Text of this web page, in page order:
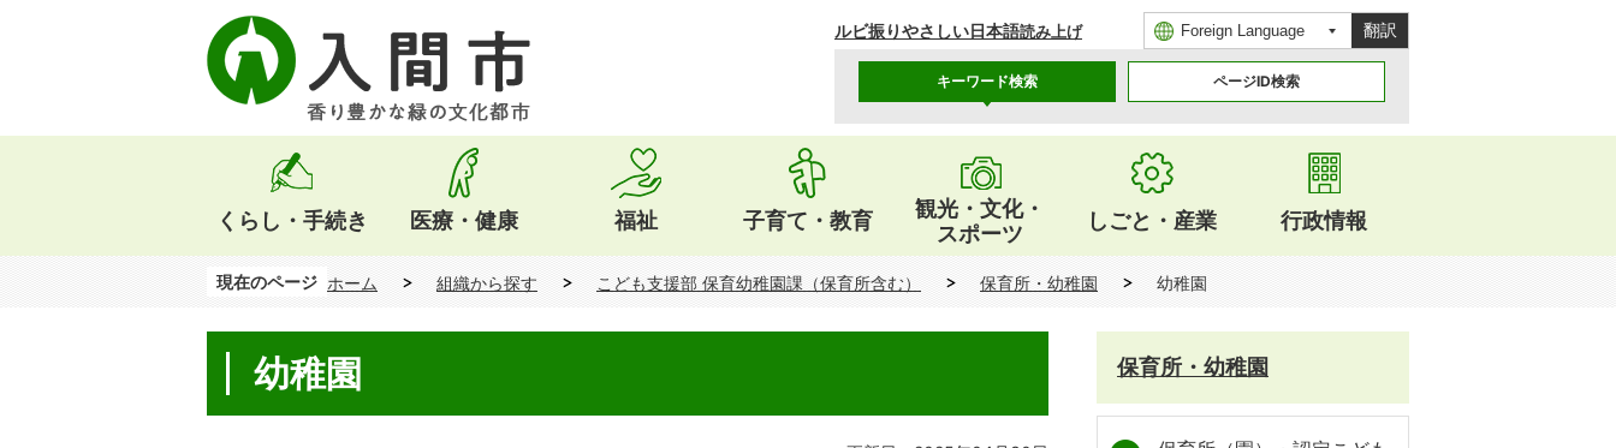
ルビ振りやさしい日本語読み上げ 翻訳
キーワード検索 ページID検索
くらし・手続き 医療・健康 福祉 子育て・教育
観光・文化・
スポーツ
しごと・産業 行政情報
現在のページ ホーム 組織から探す こども支援部 保育幼稚園課（保育所含む） 保育所・幼稚園 幼稚園
幼稚園 保育所・幼稚園